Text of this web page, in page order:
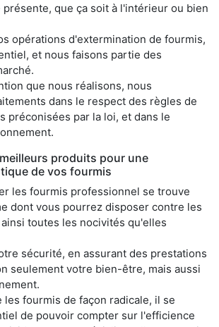
présente, que ça soit à l'intérieur ou bien
opérations d'extermination de fourmis,
et nous faisons partie des
que nous réalisons, nous
dans le respect des règles de
préconisées par la loi, et dans le
produits pour une
de vos fourmis
les fourmis professionnel se trouve
dont vous pourrez disposer contre les
toutes les nocivités qu'elles
sécurité, en assurant des prestations
seulement votre bien-être, mais aussi
fourmis de façon radicale, il se
de pouvoir compter sur l'efficience